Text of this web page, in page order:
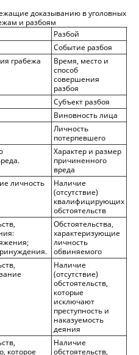
доказыванию в уголовных
и разбоям
Разбой
Событие разбоя
грабежа
Время, место и
способ
совершения
разбоя
Субъект разбоя
Виновность лица
Личность
потерпевшего
Характер и размер
причиненного
вреда
личность
Наличие
(отсутствие)
квалифицирующих
обстоятельств
Обстоятельства,
характеризующие
личность
обвиняемого
Наличие
(отсутствие)
обстоятельств,
которые
исключают
преступность и
наказуемость
деяния
которое
Наличие
обстоятельств,